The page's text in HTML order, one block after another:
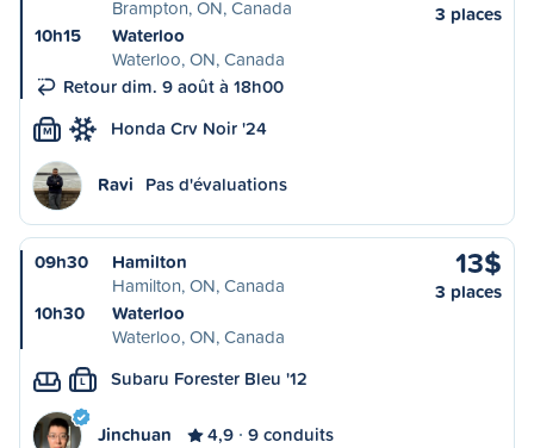
Brampton, ON, Canada
10h15
Waterloo
Waterloo, ON, Canada
Retour dim. 9 août à 18h00
3 places
M Honda Crv Noir '24
Ravi Pas d'évaluations
09h30
Hamilton
Hamilton, ON, Canada
10h30
Waterloo
Waterloo, ON, Canada
13$
3 places
L Subaru Forester Bleu '12
Jinchuan 4,9 9 conduits